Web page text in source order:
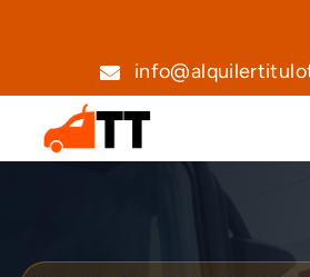
Servicios